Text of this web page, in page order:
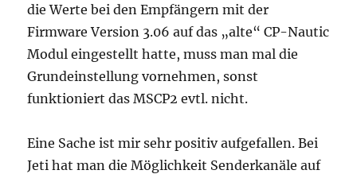
die Werte bei den Empfängern mit der
Firmware Version 3.06 auf das „alte“ CP-Nautic
Modul eingestellt hatte, muss man mal die
Grundeinstellung vornehmen, sonst
funktioniert das MSCP2 evtl. nicht.
Eine Sache ist mir sehr positiv aufgefallen. Bei
Jeti hat man die Möglichkeit Senderkanäle auf